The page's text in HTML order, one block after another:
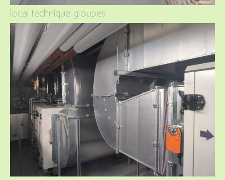
local technique groupes